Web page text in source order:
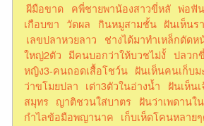
ผีมือขาด คพี่ชายพาน้องสาวขี่หลั พ่อฟั
เกือบขา วัดผล กินหมูสามชั้น ฝันเห็นร
เลขปลาหวยลาว
ช่างได้มาทำเหล็กดัดห
ใหญ่2ตัว มีคนบอกว่าให้บวชไม่งั้ ปลวก
หญิง3-คนถอดเสื้อโชว์น ฝันเห็นคนเก็บม
ว่าขโมยปลา เต่า3ตัวในอ่างน้ำ
ฝันเห็น
สมุทร ญาติชวนใส่บาตร ฝันว่าเพดานใ
กำไลข้อมือพญานาค เก็บเห็ดโคนหลาย